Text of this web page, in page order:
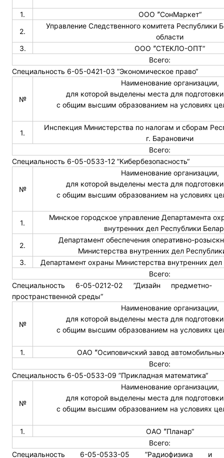
1.
ООО ˮСонМаркет“
2.
Управление Следственного комитета Республики
области
3.
ООО ˮСТЕКЛО-ОПТ“
Всего:
Специальность 6-05-0421-03 ”Экономическое право“
№
Наименование организации,
для которой выделены места для
с общим высшим образованием на условиях
1.
Инспекция Министерства по налогам и сборам
г. Барановичи
Всего:
Специальность 6-05-0533-12 ”Кибербезопасность“
№
Наименование организации,
для которой выделены места для
с общим высшим образованием на условиях
1.
Минское городское управление Департамента
внутренних дел Республики
2.
Департамент обеспечения оперативно-
Министерства внутренних дел
3.
Департамент охраны Министерства внутренних
Всего:
Специальность 6-05-0212-02 ”Дизайн предметно-
пространственной среды“
№
Наименование организации,
для которой выделены места для
с общим высшим образованием на условиях
1.
ОАО ˮОсиповичский завод автомобильных
Всего:
Специальность 6-05-0533-09 ”Прикладная математика“
№
Наименование организации,
для которой выделены места для
с общим высшим образованием на условиях
1.
ОАО ˮПланар“
Всего:
Специальность 6-05-0533-05 ”Радиофизика и